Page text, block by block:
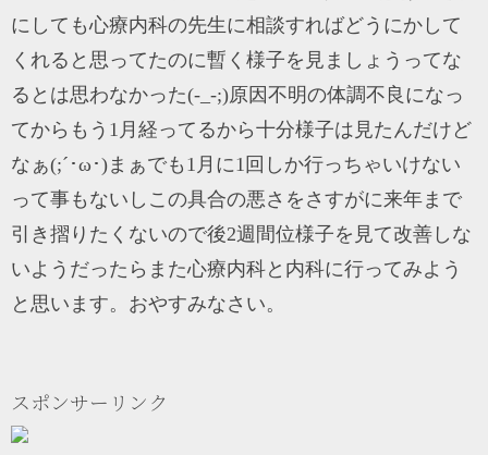
にしても心療内科の先生に相談すればどうにかして
くれると思ってたのに暫く様子を見ましょうってな
るとは思わなかった(-_-;)原因不明の体調不良になっ
てからもう1月経ってるから十分様子は見たんだけど
なぁ(;´･ω･)まぁでも1月に1回しか行っちゃいけない
って事もないしこの具合の悪さをさすがに来年まで
引き摺りたくないので後2週間位様子を見て改善しな
いようだったらまた心療内科と内科に行ってみよう
と思います。おやすみなさい。
スポンサーリンク